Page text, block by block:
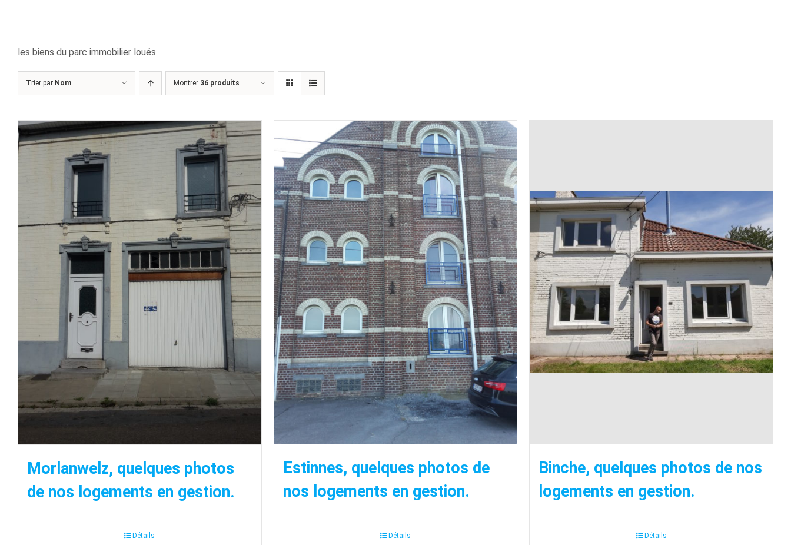
les biens du parc immobilier loués
Trier par Nom Montrer 36 produits
Morlanwelz, quelques photos
de nos logements en gestion.
Détails
Estinnes, quelques photos de
nos logements en gestion.
Détails
Binche, quelques photos de nos
logements en gestion.
Détails